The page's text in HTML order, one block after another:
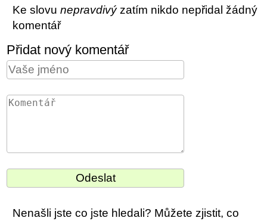
Ke slovunepravdivýzatím nikdo nepřidal žádný
komentář
Přidat nový komentář
Nenašli jste co jste hledali? Můžete zjistit, co